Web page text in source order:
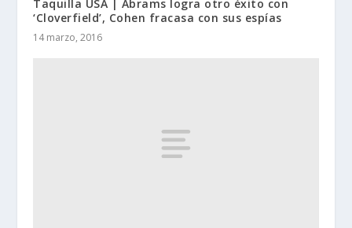
Taquilla USA | Abrams logra otro éxito con
‘Cloverfield’, Cohen fracasa con sus espías
14 marzo, 2016